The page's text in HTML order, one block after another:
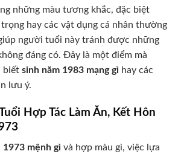
những màu tương khắc, đặc biệt
hay các vật dụng cá nhân thường
người tuổi này tránh được những
đáng có. Đây là một điểm mà
biết sinh năm 1983 mạng gì hay các
lưu ý.
Hợp Tác Làm Ăn, Kết Hôn
1973 mệnh gì và hợp màu gì, việc lựa